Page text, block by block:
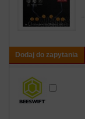
Dodaj do zapytania